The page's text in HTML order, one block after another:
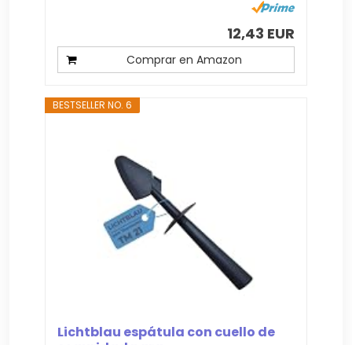
12,43 EUR
Comprar en Amazon
BESTSELLER NO. 6
Lichtblau espátula con cuello de